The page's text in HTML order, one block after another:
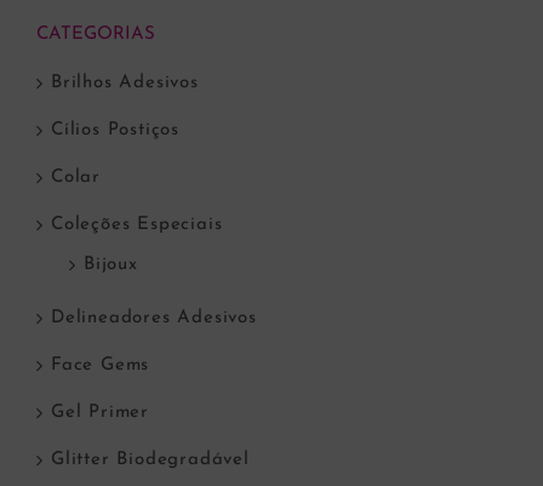
CATEGORIAS
Brilhos Adesivos
Cílios Postiços
Colar
Coleções Especiais
Bijoux
Delineadores Adesivos
Face Gems
Gel Primer
Glitter Biodegradável